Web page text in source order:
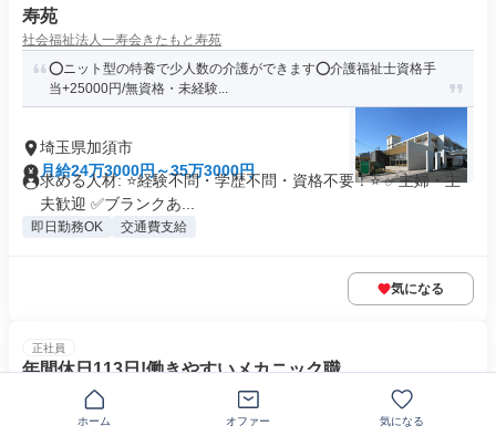
寿苑
社会福祉法人一寿会きたもと寿苑
⭕ニット型の特養で少人数の介護ができます⭕介護福祉士資格手
当+25000円/無資格・未経験...
埼玉県加須市
月給24万3000円～35万3000円
求める人材: ⭐️経験不問・学歴不問・資格不要！⭐️ ✅主婦・主
夫歓迎 ✅ブランクあ...
即日勤務OK 交通費支給
気になる
正社員
年間休日113日!働きやすいメカニック職
株式会社オートセンター田沼
★残業なし★年間休日113日★インセンティブ有で最高年収700万
ホーム オファー 気になる